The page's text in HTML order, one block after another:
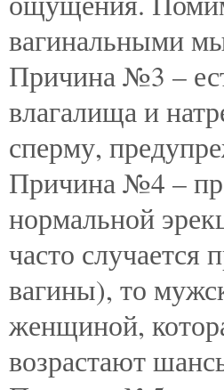
вагинальными
Причина №3 –
влагалища и
сперму,
Причина №4 –
нормальной
часто
вагины), то
женщиной,
возрастают